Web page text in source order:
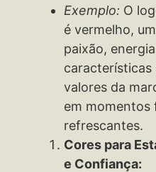
Exemplo: O
é vermelho,
paixão,
características
valores da
em momentos
refrescantes.
Cores para
e Confiança: